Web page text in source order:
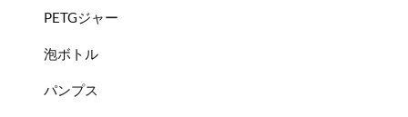
PETGジャー
泡ボトル
パンプス